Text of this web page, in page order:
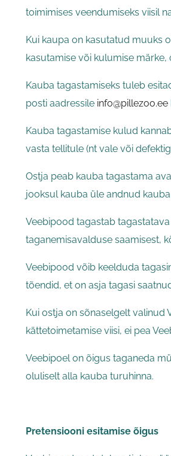
toimimises veendumiseks viisil
Kui kaupa on kasutatud muuks
kasutamise või kulumise
Kauba tagastamiseks tuleb
posti aadressile info@pillezoo.ee
Kauba tagastamise kulud
vasta tellitule (nt vale või
Ostja peab kauba tagastama
jooksul kauba üle andnud
Veebipood tagastab
taganemisavalduse saamisest,
Veebipood võib keelduda
tõendid, et on asja tagasi
Kui ostja on sõnaselgelt valinud
kättetoimetamise viisi, ei pea
Veebipoel on õigus taganeda
oluliselt alla kauba turuhinna.
Pretensiooni esitamise õigus